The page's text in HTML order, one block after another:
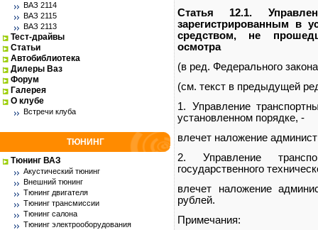
ВАЗ 2114
ВАЗ 2115
ВАЗ 2113
Тест-драйвы
Статьи
Автобиблиотека
Дилеры Ваз
Форум
Галерея
О клубе
Встречи клуба
ТЮНИНГ
Тюнинг ВАЗ
Акустический тюнинг
Внешний тюнинг
Тюнинг двигателя
Тюнинг трансмиссии
Тюнинг салона
Тюнинг электрооборудования
Статья 12.1.
зарегистрированным в
средством, не
осмотра
(в ред. Федерального
(см. текст в предыдущей
1. Управление
установленном порядке, -
влечет наложение
2. Управление
государственного
влечет наложение
рублей.
Примечания: